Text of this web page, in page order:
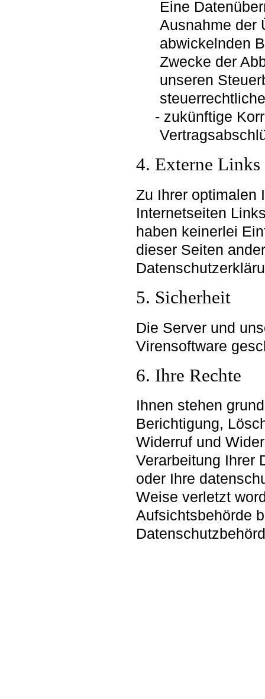
Eine
Ausnahme der
abwickelnden
Zwecke der
unseren
zukünftige
4. Externe Links
Zu Ihrer optimalen
Internetseiten
haben keinerlei
dieser Seiten
5. Sicherheit
Die Server und
Virensoftware
6. Ihre Rechte
Ihnen stehen
Berichtigung,
Widerruf und
Verarbeitung Ihrer
oder Ihre
Weise verletzt
Aufsichtsbehörde